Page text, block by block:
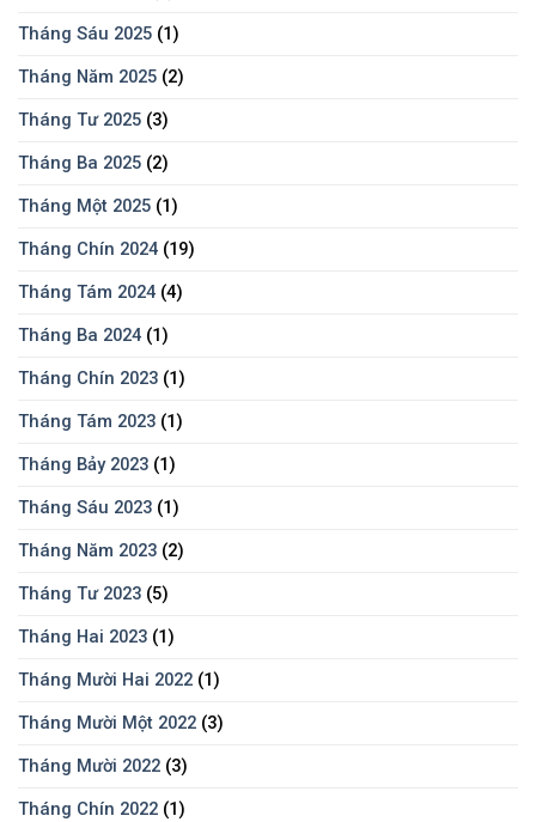
Tháng Sáu 2025 (1)
Tháng Năm 2025 (2)
Tháng Tư 2025 (3)
Tháng Ba 2025 (2)
Tháng Một 2025 (1)
Tháng Chín 2024 (19)
Tháng Tám 2024 (4)
Tháng Ba 2024 (1)
Tháng Chín 2023 (1)
Tháng Tám 2023 (1)
Tháng Bảy 2023 (1)
Tháng Sáu 2023 (1)
Tháng Năm 2023 (2)
Tháng Tư 2023 (5)
Tháng Hai 2023 (1)
Tháng Mười Hai 2022 (1)
Tháng Mười Một 2022 (3)
Tháng Mười 2022 (3)
Tháng Chín 2022 (1)